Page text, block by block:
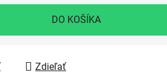
DO KOŠÍKA
Zdieľať